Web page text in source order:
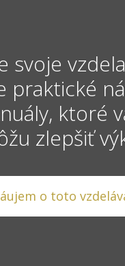
svoje
praktické
ktoré
zlepšiť
o toto